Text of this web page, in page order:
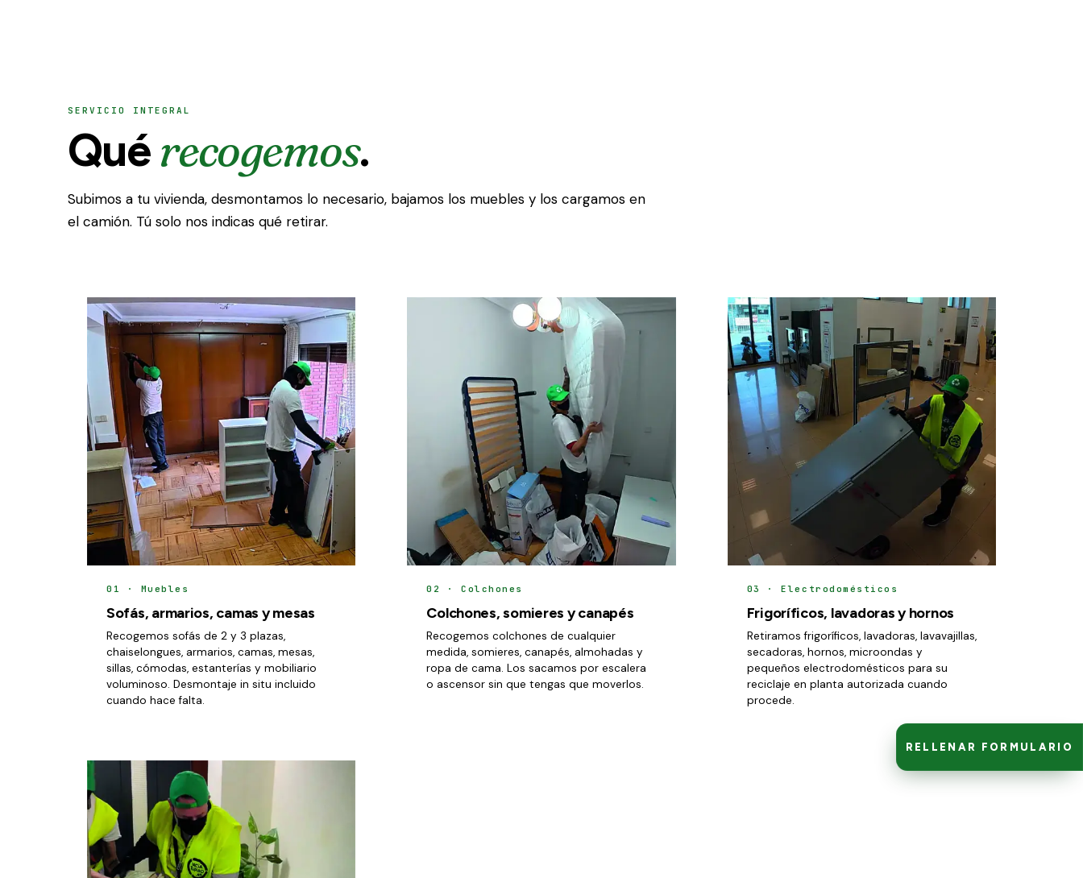
SERVICIO INTEGRAL
Quérecogemos.
Subimos a tu vivienda, desmontamos lo necesario, bajamos los muebles y los cargamos en
el camión. Tú solo nos indicas qué retirar.
01 · Muebles
Sofás, armarios, camas y mesas
Recogemos sofás de 2 y 3 plazas,
chaiselongues, armarios, camas, mesas,
sillas, cómodas, estanterías y mobiliario
voluminoso. Desmontaje in situ incluido
cuando hace falta.
02 · Colchones
Colchones, somieres y canapés
Recogemos colchones de cualquier
medida, somieres, canapés, almohadas y
ropa de cama. Los sacamos por escalera
o ascensor sin que tengas que moverlos.
03 · Electrodomésticos
Frigoríficos, lavadoras y hornos
Retiramos frigoríficos, lavadoras, lavavajillas,
secadoras, hornos, microondas y
pequeños electrodomésticos para su
reciclaje en planta autorizada cuando
procede.
RELLENAR FORMULARIO